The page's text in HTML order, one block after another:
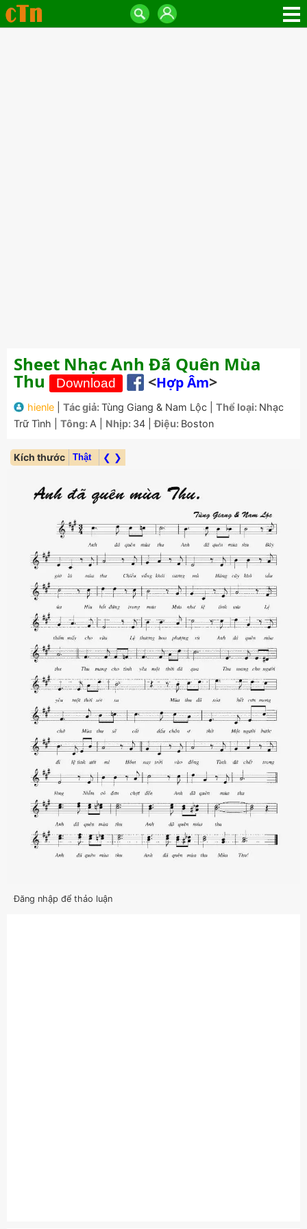
Sheet Nhạc Anh Đã Quên Mùa
Thu <Hợp Âm>
hienle Tác giả:Tùng Giang & Nam Lộc Thể loại: Nhạc
Trữ Tình
Tông: A Nhịp: 34 |Điệu: Boston
Kích thước ❮ ❯
Đăng nhập để thảo luận